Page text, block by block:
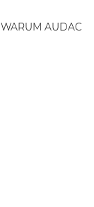
WARUM AUDAC